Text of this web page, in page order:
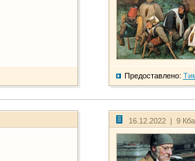
Предоставлено:
16.12.2022 | 9